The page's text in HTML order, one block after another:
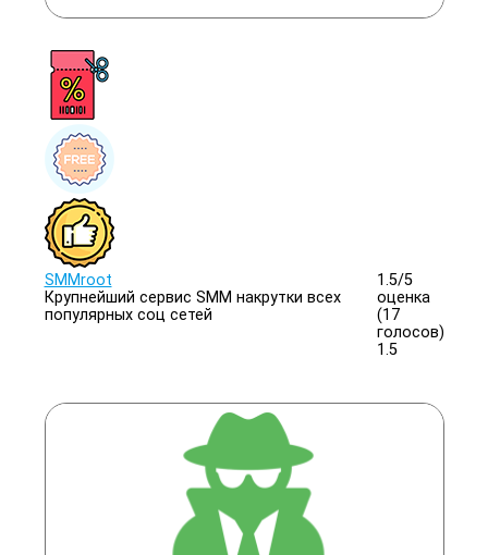
SMMroot
Крупнейший сервис SMM накрутки всех
популярных соц сетей
1.5/5
оценка
(17
голосов)
1.5